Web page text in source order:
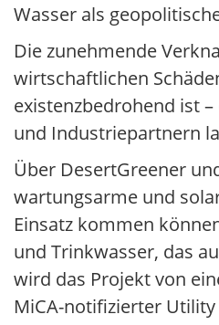
Wasser als
Die zunehmende
wirtschaftlichen
existenzbedrohend ist
und Industriepartnern
Über DesertGreener
wartungsarme und
Einsatz kommen
und Trinkwasser, das
wird das Projekt von
MiCA-notifizierter